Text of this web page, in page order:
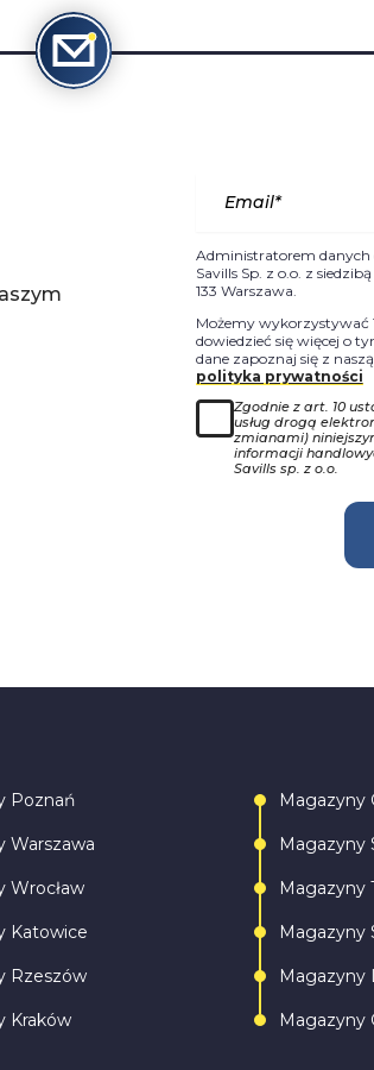
Administratorem
Savills Sp. z o.o. z
133 Warszawa.
Możemy wykorzystywać
dowiedzieć się więcej o
dane zapoznaj się z
polityka prywatności
Zgodnie z art. 10
usług drogą
zmianami)
informacji
Savills sp. z o.o.
Poznań
Warszawa
Wrocław
Katowice
Rzeszów
Kraków
Magazyny
Magazyny
Magazyny
Magazyny
Magazyny
Magazyny